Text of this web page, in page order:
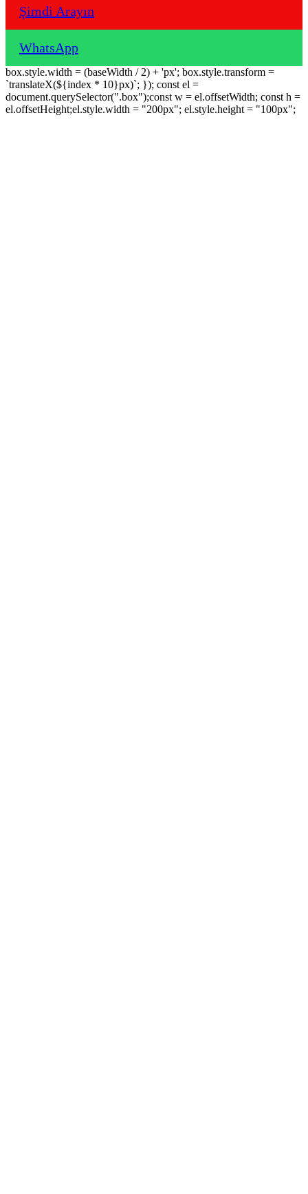
Şimdi Arayın
WhatsApp
box.style.width = (baseWidth / 2) + 'px'; box.style.transform =
`translateX(${index * 10}px)`; }); const el =
document.querySelector(".box");const w = el.offsetWidth; const h =
el.offsetHeight;el.style.width = "200px"; el.style.height = "100px";